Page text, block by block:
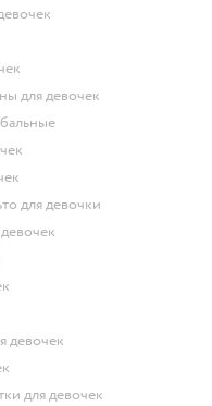
для девочек
бальные
для девочки
девочек
для девочек